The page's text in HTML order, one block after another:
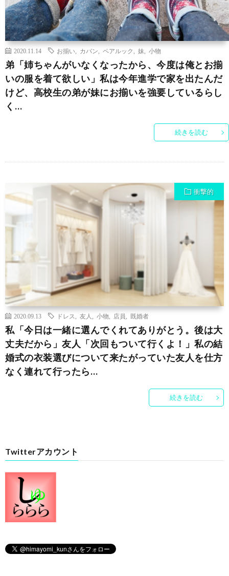
2020.11.14 お揃い カバン ペアルック 妹 小物
弟「姉ちゃんがいなくなったから、今度は俺とお揃
いの服を着て欲しい」私は今年進学で家を出たんだ
けど、高校生の弟が妹にお揃いを強要しているらし
く…
続きを読む
衝撃的
2020.09.13 ドレス 友人 小物 店員 既婚者
私「今日は一緒に選んでくれてありがとう。後は大
丈夫だから」友人「次回もついて行くよ！」私の結
婚式の衣装選びについて来たがっていた友人を仕方
なく連れて行ったら…
続きを読む
Twitterアカウント